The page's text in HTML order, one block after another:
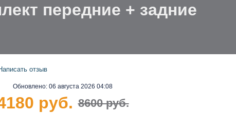
передние + задние
Обновлено: 06 августа 2026 04:08
отзыв
8600 руб.
руб.